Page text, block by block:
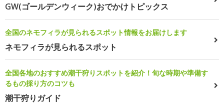
GW(ゴールデンウィーク)おでかけトピックス
全国のネモフィラが見られるスポット情報をお届けします
ネモフィラが見られるスポット
全国各地のおすすめ潮干狩りスポットを紹介！旬な時期や準備す
るもの採り方のコツも
潮干狩りガイド